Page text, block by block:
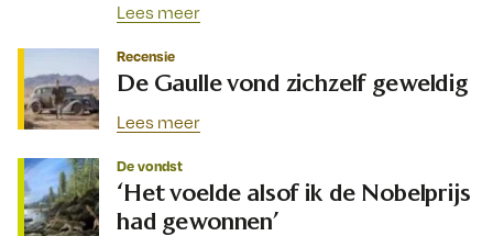
Lees meer
Recensie
De Gaulle vond zichzelf geweldig
Lees meer
De vondst
‘Het voelde alsof ik de Nobelprijs
had gewonnen’